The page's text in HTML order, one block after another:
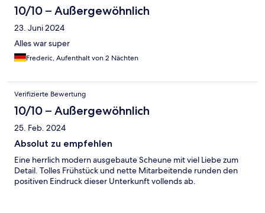
10/10 – Außergewöhnlich
23. Juni 2024
Alles war super
Frederic, Aufenthalt von 2 Nächten
Verifizierte Bewertung
10/10 – Außergewöhnlich
25. Feb. 2024
Absolut zu empfehlen
Eine herrlich modern ausgebaute Scheune mit viel Liebe zum
Detail. Tolles Frühstück und nette Mitarbeitende runden den
positiven Eindruck dieser Unterkunft vollends ab.